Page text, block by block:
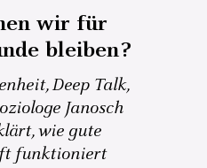
wir für
bleiben?
Deep Talk,
Janosch
wie gute
funktioniert